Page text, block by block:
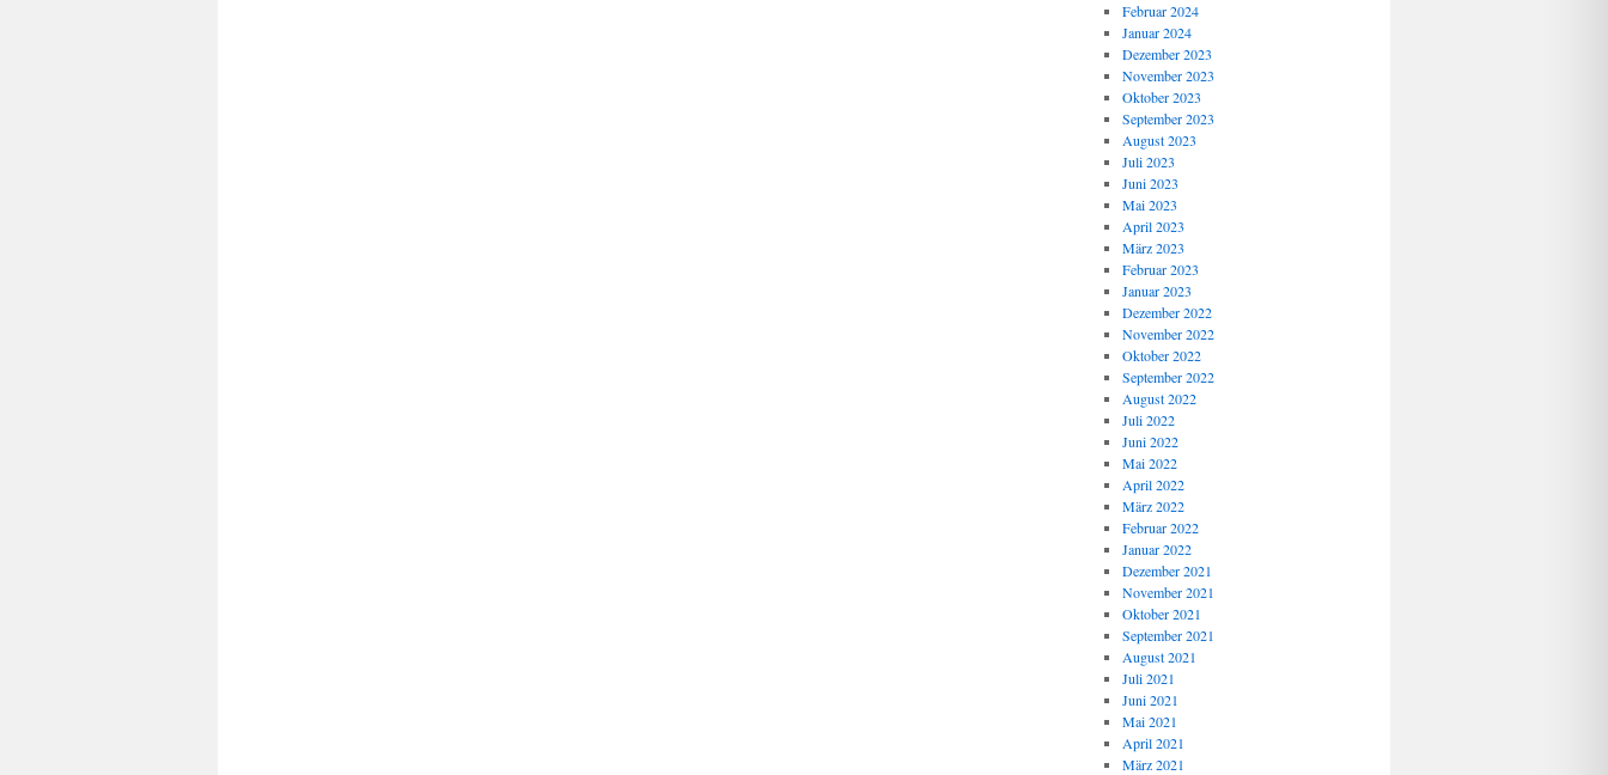
Februar 2024
Januar 2024
Dezember 2023
November 2023
Oktober 2023
September 2023
August 2023
Juli 2023
Juni 2023
Mai 2023
April 2023
März 2023
Februar 2023
Januar 2023
Dezember 2022
November 2022
Oktober 2022
September 2022
August 2022
Juli 2022
Juni 2022
Mai 2022
April 2022
März 2022
Februar 2022
Januar 2022
Dezember 2021
November 2021
Oktober 2021
September 2021
August 2021
Juli 2021
Juni 2021
Mai 2021
April 2021
März 2021